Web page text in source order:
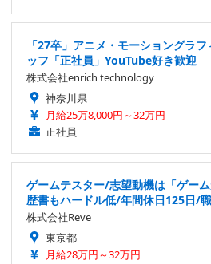
「27卒」アニメ・モーショングラ
ッフ「正社員」YouTube好き歓迎
株式会社enrich technology
神奈川県
月給25万8,000円～32万円
正社員
ゲームテスター/志望動機は「ゲー
歴書もハードル低/年間休日125日/
株式会社Reve
東京都
月給28万円～32万円